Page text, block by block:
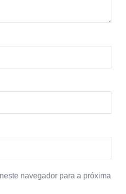
navegador para a próxima